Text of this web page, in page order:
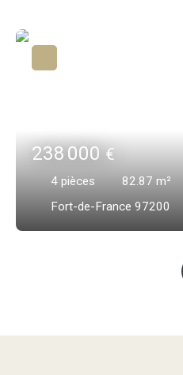
238 000€
4 pièces 82.87 m²
Fort-de-France 97200